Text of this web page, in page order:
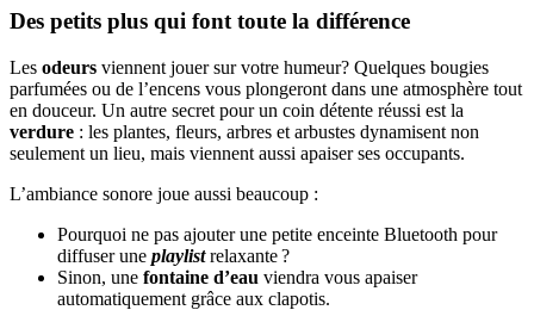
Des petits plus qui font toute la différence
Les odeurs viennent jouer sur votre humeur? Quelques bougies
parfumées ou de l’encens vous plongeront dans une atmosphère tout
en douceur. Un autre secret pour un coin détente réussi est la
verdure : les plantes, fleurs, arbres et arbustes dynamisent non
seulement un lieu, mais viennent aussi apaiser ses occupants.
L’ambiance sonore joue aussi beaucoup :
Pourquoi ne pas ajouter une petite enceinte Bluetooth pour
diffuser une playlistrelaxante ?
Sinon, une fontaine d’eau viendra vous apaiser
automatiquement grâce aux clapotis.